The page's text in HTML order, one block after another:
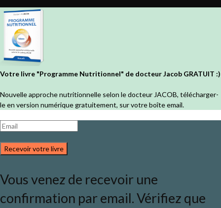
Votre livre "Programme Nutritionnel" de docteur Jacob GRATUIT :)
Nouvelle approche nutritionnelle selon le docteur JACOB, télécharger-
le en version numérique gratuitement, sur votre boîte email.
Recevoir votre livre
Vous venez de recevoir une
confirmation par email. Vérifiez que